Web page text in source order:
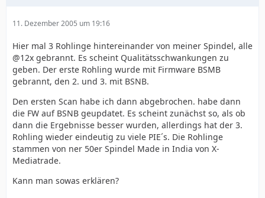
11. Dezember 2005 um 19:16
Hier mal 3 Rohlinge hintereinander von meiner Spindel, alle
@12x gebrannt. Es scheint Qualitätsschwankungen zu
geben. Der erste Rohling wurde mit Firmware BSMB
gebrannt, den 2. und 3. mit BSNB.
Den ersten Scan habe ich dann abgebrochen. habe dann
die FW auf BSNB geupdatet. Es scheint zunächst so, als ob
dann die Ergebnisse besser wurden, allerdings hat der 3.
Rohling wieder eindeutig zu viele PIE´s. Die Rohlinge
stammen von ner 50er Spindel Made in India von X-
Mediatrade.
Kann man sowas erklären?